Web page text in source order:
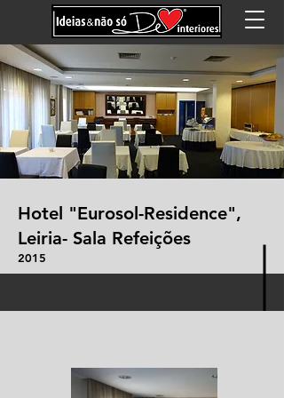
Hotel "Eurosol-Residence",
Leiria- Sala Refeições
2015